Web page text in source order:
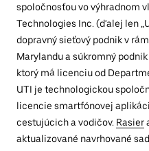
spoločnosťou vo výhradnom
Technologies Inc. (ďalej len
dopravný sieťový podnik v
Marylandu a súkromný
ktorý má licenciu od
UTI je technologickou
licencie smartfónovej
cestujúcich a vodičov. Rasier
aktualizované navrhované